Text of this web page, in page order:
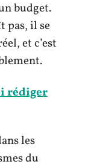
budget.
pas, il se
et c’est
rédiger
les
du